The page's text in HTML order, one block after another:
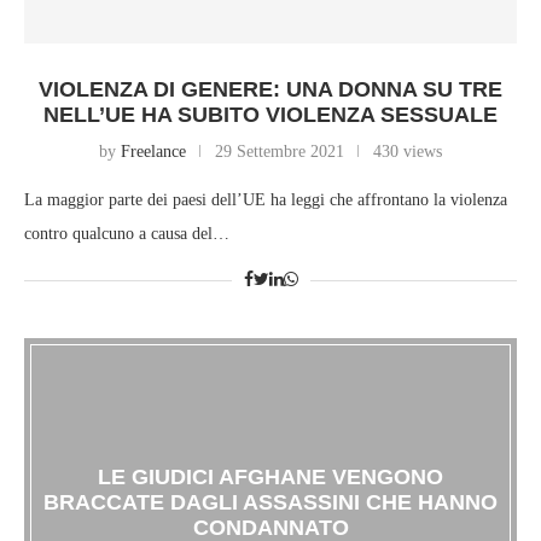
VIOLENZA DI GENERE: UNA DONNA SU TRE
NELL’UE HA SUBITO VIOLENZA SESSUALE
by Freelance 29 Settembre 2021 430 views
La maggior parte dei paesi dell’UE ha leggi che affrontano la violenza
contro qualcuno a causa del…
LE GIUDICI AFGHANE VENGONO
BRACCATE DAGLI ASSASSINI CHE HANNO
CONDANNATO